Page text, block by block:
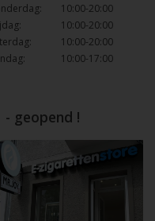
10:00-20:00
10:00-20:00
10:00-20:00
10:00-17:00
- geopend !